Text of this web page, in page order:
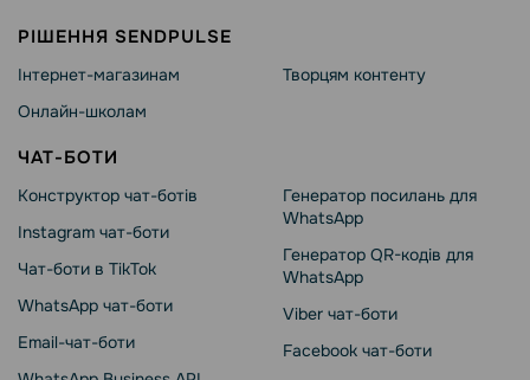
РІШЕННЯ SENDPULSE
Інтернет-магазинам
Онлайн-школам
Творцям контенту
ЧАТ-БОТИ
Конструктор чат-ботів
Instagram чат-боти
Чат-боти в TikTok
WhatsApp чат-боти
Email-чат-боти
Генератор посилань для
WhatsApp
Генератор QR-кодів для
WhatsApp
Viber чат-боти
Facebook чат-боти